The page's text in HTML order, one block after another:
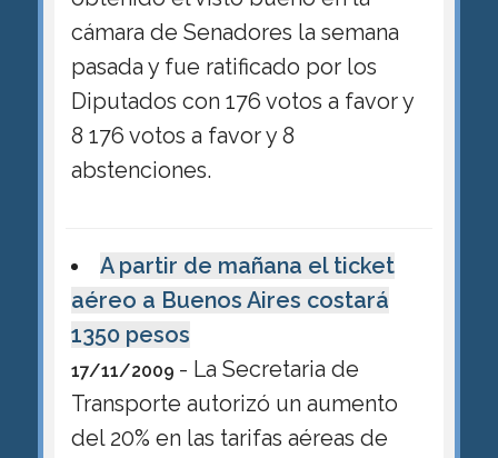
cámara de Senadores la semana
pasada y fue ratificado por los
Diputados con 176 votos a favor y
8 176 votos a favor y 8
abstenciones.
A partir de mañana el ticket
aéreo a Buenos Aires costará
1350 pesos
17/11/2009 - La Secretaria de
Transporte autorizó un aumento
del 20% en las tarifas aéreas de